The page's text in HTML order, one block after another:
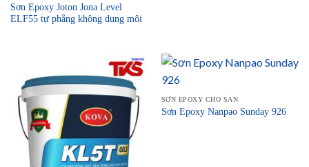
Sơn Epoxy Joton Jona Level
ELF55 tự phẳng không dung môi
SƠN EPOXY CHO SÀN
Sơn Epoxy Nanpao Sunday 926